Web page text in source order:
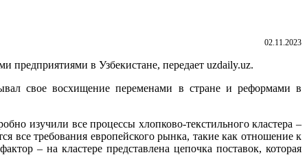
02.11.2023
предприятиями в Узбекистане, передает uzdaily.uz.
свое восхищение переменами в стране и реформами в
изучили все процессы хлопково-текстильного кластера –
все требования европейского рынка, такие как отношение к
– на кластере представлена цепочка поставок, которая